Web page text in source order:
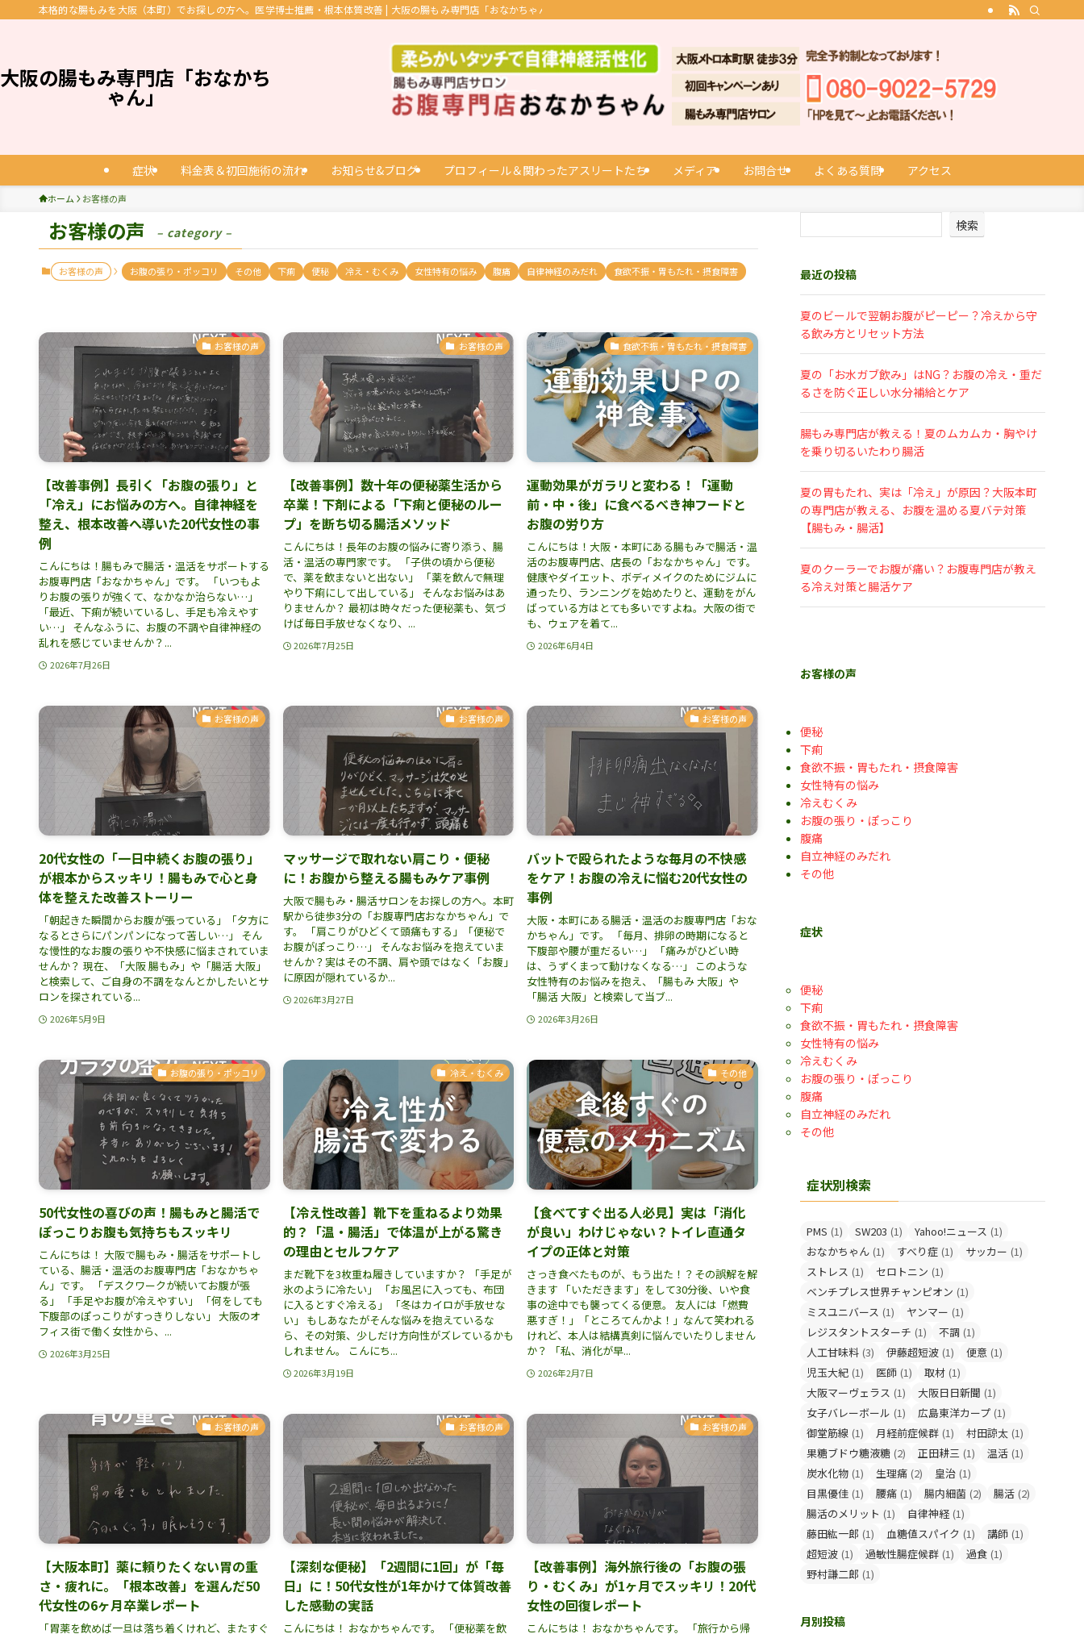
本格的な腸もみを大阪（本町）でお探しの方へ。医学博士推薦・根本体質改善 | 大阪の腸もみ専門店「おなかちゃん」
大阪の腸もみ専門店「おなかち
ゃん」
症状 料金表＆初回施術の流れ お知らせ&ブログ プロフィール＆関わったアスリートたち メディア お問合せ よくある質問 アクセス
ホーム お客様の声
お客様の声 – category –
お客様の声 お腹の張り・ポッコリ その他 下痢 便秘 冷え・むくみ 女性特有の悩み 腹痛 自律神経のみだれ 食欲不振・胃もたれ・摂食障害
お客様の声
【改善事例】長引く「お腹の張り」と
「冷え」にお悩みの方へ。自律神経を
整え、根本改善へ導いた20代女性の事
例
こんにちは！腸もみで腸活・温活をサポートする
お腹専門店「おなかちゃん」です。 「いつもよ
りお腹の張りが強くて、なかなか治らない…」
「最近、下痢が続いているし、手足も冷えやす
い…」 そんなふうに、お腹の不調や自律神経の
乱れを感じていませんか？...
2026年7月26日
お客様の声
【改善事例】数十年の便秘薬生活から
卒業！下剤による「下痢と便秘のルー
プ」を断ち切る腸活メソッド
こんにちは！長年のお腹の悩みに寄り添う、腸
活・温活の専門家です。 「子供の頃から便秘
で、薬を飲まないと出ない」 「薬を飲んで無理
やり下痢にして出している」 そんなお悩みはあ
りませんか？ 最初は時々だった便秘薬も、気づ
けば毎日手放せなくなり、...
2026年7月25日
食欲不振・胃もたれ・摂食障害
運動効果がガラリと変わる！「運動
前・中・後」に食べるべき神フードと
お腹の労り方
こんにちは！大阪・本町にある腸もみで腸活・温
活のお腹専門店、店長の「おなかちゃん」です。
健康やダイエット、ボディメイクのためにジムに
通ったり、ランニングを始めたりと、運動をがん
ばっている方はとても多いですよね。大阪の街で
も、ウェアを着て...
2026年6月4日
お客様の声
20代女性の「一日中続くお腹の張り」
が根本からスッキリ！腸もみで心と身
体を整えた改善ストーリー
「朝起きた瞬間からお腹が張っている」「夕方に
なるとさらにパンパンになって苦しい…」 そん
な慢性的なお腹の張りや不快感に悩まされていま
せんか？ 現在、「大阪 腸もみ」や「腸活 大阪」
と検索して、ご自身の不調をなんとかしたいとサ
ロンを探されている...
2026年5月9日
お客様の声
マッサージで取れない肩こり・便秘
に！お腹から整える腸もみケア事例
大阪で腸もみ・腸活サロンをお探しの方へ。本町
駅から徒歩3分の「お腹専門店おなかちゃん」で
す。 「肩こりがひどくて頭痛もする」「便秘で
お腹がぽっこり…」 そんなお悩みを抱えていま
せんか？実はその不調、肩や頭ではなく「お腹」
に原因が隠れているか...
2026年3月27日
お客様の声
バットで殴られたような毎月の不快感
をケア！お腹の冷えに悩む20代女性の
事例
大阪・本町にある腸活・温活のお腹専門店「おな
かちゃん」です。 「毎月、排卵の時期になると
下腹部や腰が重だるい…」 「痛みがひどい時
は、うずくまって動けなくなる…」 このような
女性特有のお悩みを抱え、「腸もみ 大阪」や
「腸活 大阪」と検索して当ブ...
2026年3月26日
お腹の張り・ポッコリ
50代女性の喜びの声！腸もみと腸活で
ぽっこりお腹も気持ちもスッキリ
こんにちは！ 大阪で腸もみ・腸活をサポートし
ている、腸活・温活のお腹専門店「おなかちゃ
ん」です。 「デスクワークが続いてお腹が張
る」 「手足やお腹が冷えやすい」 「何をしても
下腹部のぽっこりがすっきりしない」 大阪のオ
フィス街で働く女性から、...
2026年3月25日
冷え・むくみ
【冷え性改善】靴下を重ねるより効果
的？「温・腸活」で体温が上がる驚き
の理由とセルフケア
まだ靴下を3枚重ね履きしていますか？ 「手足が
氷のように冷たい」 「お風呂に入っても、布団
に入るとすぐ冷える」 「冬はカイロが手放せな
い」 もしあなたがそんな悩みを抱えているな
ら、その対策、少しだけ方向性がズレているかも
しれません。 こんにち...
2026年3月19日
その他
【食べてすぐ出る人必見】実は「消化
が良い」わけじゃない？トイレ直通タ
イプの正体と対策
さっき食べたものが、もう出た！？その誤解を解
きます 「いただきます」をして30分後、いや食
事の途中でも襲ってくる便意。 友人には「燃費
悪すぎ！」「ところてんかよ！」なんて笑われる
けれど、本人は結構真剣に悩んでいたりしません
か？ 「私、消化が早...
2026年2月7日
お客様の声
【大阪本町】薬に頼りたくない胃の重
さ・疲れに。「根本改善」を選んだ50
代女性の6ヶ月卒業レポート
「胃薬を飲めば一旦は落ち着くけれど、またすぐ
お客様の声
【深刻な便秘】「2週間に1回」が「毎
日」に！50代女性が1年かけて体質改善
した感動の実話
こんにちは！ おなかちゃんです。 「便秘薬を飲
お客様の声
【改善事例】海外旅行後の「お腹の張
り・むくみ」が1ヶ月でスッキリ！20代
女性の回復レポート
こんにちは！ おなかちゃんです。 「旅行から帰
検索
最近の投稿
夏のビールで翌朝お腹がピーピー？冷えから守
る飲み方とリセット方法
夏の「お水ガブ飲み」はNG？お腹の冷え・重だ
るさを防ぐ正しい水分補給とケア
腸もみ専門店が教える！夏のムカムカ・胸やけ
を乗り切るいたわり腸活
夏の胃もたれ、実は「冷え」が原因？大阪本町
の専門店が教える、お腹を温める夏バテ対策
【腸もみ・腸活】
夏のクーラーでお腹が痛い？お腹専門店が教え
る冷え対策と腸活ケア
お客様の声
便秘
下痢
食欲不振・胃もたれ・摂食障害
女性特有の悩み
冷えむくみ
お腹の張り・ぽっこり
腹痛
自立神経のみだれ
その他
症状
便秘
下痢
食欲不振・胃もたれ・摂食障害
女性特有の悩み
冷えむくみ
お腹の張り・ぽっこり
腹痛
自立神経のみだれ
その他
症状別検索
PMS (1) SW203 (1) Yahoo!ニュース (1)
おなかちゃん (1) すべり症 (1) サッカー (1)
ストレス (1) セロトニン (1)
ベンチプレス世界チャンピオン (1)
ミスユニバース (1) ヤンマー (1)
レジスタントスターチ (1) 不調 (1)
人工甘味料 (3) 伊藤超短波 (1) 便意 (1)
児玉大紀 (1) 医師 (1) 取材 (1)
大阪マーヴェラス (1) 大阪日日新聞 (1)
女子バレーボール (1) 広島東洋カープ (1)
御堂筋線 (1) 月経前症候群 (1) 村田諒太 (1)
果糖ブドウ糖液糖 (2) 正田耕三 (1) 温活 (1)
炭水化物 (1) 生理痛 (2) 皇治 (1)
目黒優佳 (1) 腰痛 (1) 腸内細菌 (2) 腸活 (2)
腸活のメリット (1) 自律神経 (1)
藤田紘一郎 (1) 血糖値スパイク (1) 講師 (1)
超短波 (1) 過敏性腸症候群 (1) 過食 (1)
野村謙二郎 (1)
月別投稿